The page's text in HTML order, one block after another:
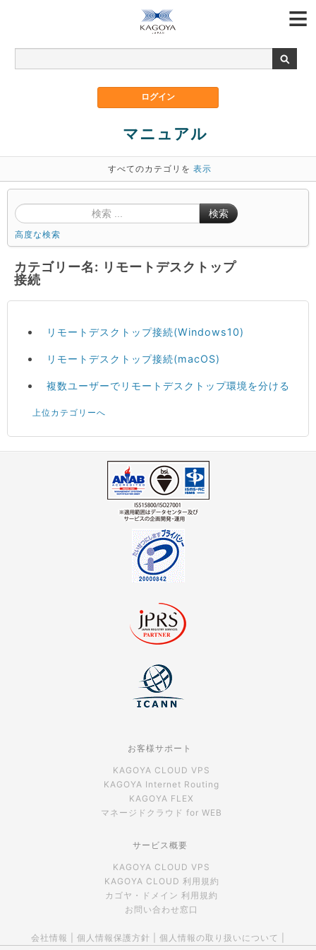
マニュアル
すべてのカテゴリを 表示
検索
高度な検索
カテゴリー名: リモートデスクトップ
接続
リモートデスクトップ接続(Windows10)
リモートデスクトップ接続(macOS)
複数ユーザーでリモートデスクトップ環境を分ける
上位カテゴリーへ
お客様サポート
KAGOYA CLOUD VPS
KAGOYA Internet Routing
KAGOYA FLEX
マネージドクラウド for WEB
サービス概要
KAGOYA CLOUD VPS
KAGOYA CLOUD 利用規約
カゴヤ・ドメイン 利用規約
お問い合わせ窓口
会社情報 個人情報保護方針 個人情報の取り扱いについて